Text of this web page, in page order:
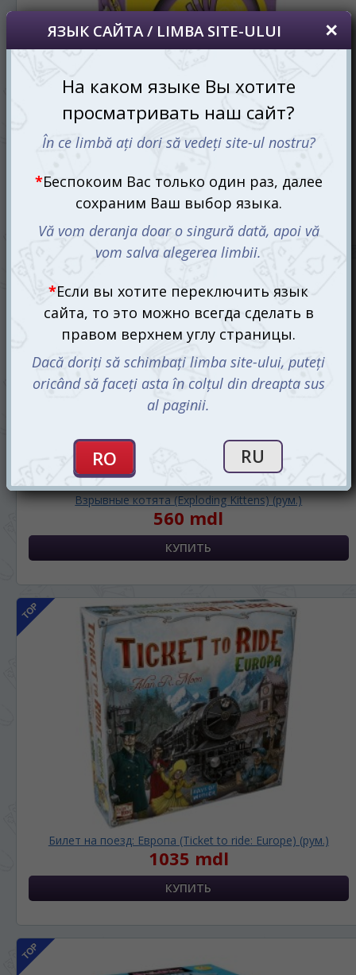
350 mdl
Взрывные котята (Exploding Kittens) (рум.)
560 mdl
Билет на поезд: Европа (Ticket to ride: Europe) (рум.)
1035 mdl